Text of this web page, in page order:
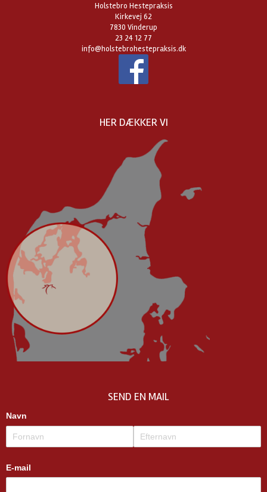
Holstebro Hestepraksis
Kirkevej 62
7830 Vinderup
23 24 12 77
info@holstebrohestepraksis.dk
HER DÆKKER VI
SEND EN MAIL